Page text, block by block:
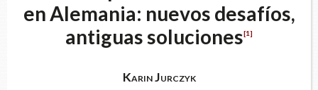
en Alemania: nuevos desafíos,
antiguas soluciones[1]
Karin Jurczyk